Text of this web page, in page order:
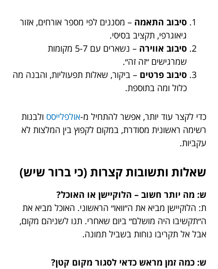
סיבוב התאמה – מסננים לפי מספר אורחים, אזור
גיאוגרפי, תקציב בסיסי.
סיבוב אווירה
– נשארים עם 5-7 מקומות
שמרגישים ״זה זה״.
סיבוב פרטים – ביקור, שאלות תפעוליות, והבנה מה
כלול ומה בתוספת.
כדי לקצר עוד יותר, אפשר להתחיל מ-אולפלייסס ולבנות
רשימה ראשונית מסודרת, במקום לקפוץ בין המלצות לא
עקביות.
שאלות ותשובות קצרות (כי ברור שיש)
ש: מה יותר חשוב – הלוקיישן או האוכל?
ת: הלוקיישן מביא את ה״וואו״ הראשוני. האוכל מביא את
ה״תקשיבו היה מושלם״ ביום שאחרי. תנו לשניהם מקום,
אבל אל תקריבו נוחות בשביל תמונה.
ש: כמה זמן מראש כדאי לסגור מקום קטן?